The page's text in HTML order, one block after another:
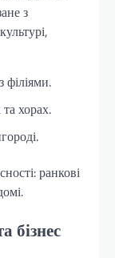
з
хорах.
ранкові
бізнес